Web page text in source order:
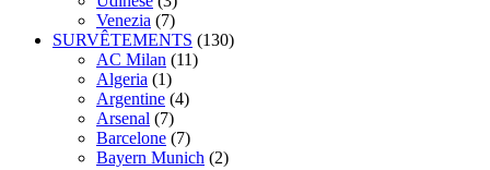
Venezia (7)
SURVÊTEMENTS (130)
AC Milan (11)
Algeria (1)
Argentine (4)
Arsenal (7)
Barcelone (7)
Bayern Munich (2)